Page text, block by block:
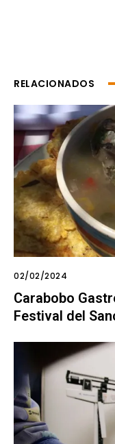
RELACIONADOS
02/02/2024
Carabobo
Festival del